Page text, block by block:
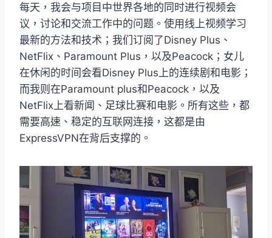
每天，我会与项目中世界各地的同时进行视频会
议，讨论和交流工作中的问题。使用线上视频学习
最新的方法和技术；我们订阅了Disney Plus、
NetFlix、Paramount Plus，以及Peacock；女儿
在休闲的时间会看Disney Plus上的连续剧和电影；
而我则在Paramount plus和Peacock，以及
NetFlix上看新闻、足球比赛和电影。所有这些，都
需要高速、稳定的互联网连接，这都是由
ExpressVPN在背后支撑的。